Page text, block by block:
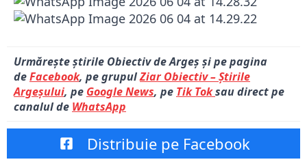
Urmărește știrile Obiectiv de Argeș și pe pagina
deFacebook, pe grupulZiar Obiectiv – Știrile
Argeșului, pe Google News, pe Tik Toksau direct pe
canalul de WhatsApp
Distribuie pe Facebook